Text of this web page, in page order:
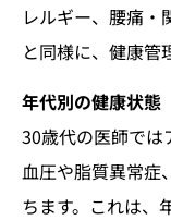
レルギー、腰痛・
と同様に、健康管
年代別の健康状態
30歳代の医師では
血圧や脂質異常症
ちます。これは、